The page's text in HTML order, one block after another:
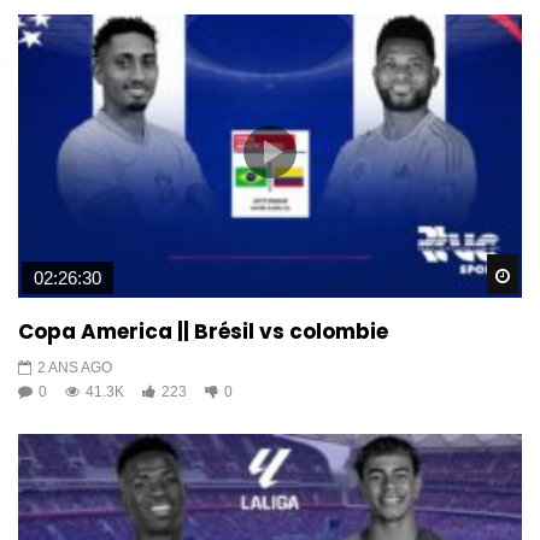
02:26:30
Copa America || Brésil vs colombie
2 ANS AGO
0
41.3K 223 0